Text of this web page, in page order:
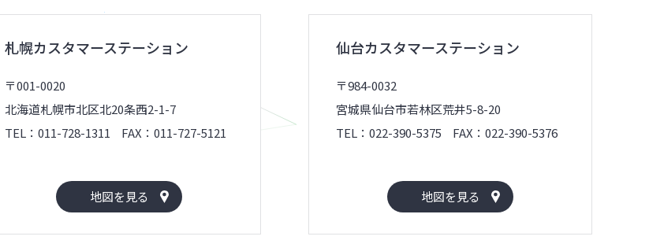
札幌カスタマーステーション
〒001-0020
北海道札幌市北区北20条西2-1-7
TEL：011-728-1311
FAX：011-727-5121
地図を見る
仙台カスタマーステーション
〒984-0032
宮城県仙台市若林区荒井5-8-20
TEL：022-390-5375
FAX：022-390-5376
地図を見る